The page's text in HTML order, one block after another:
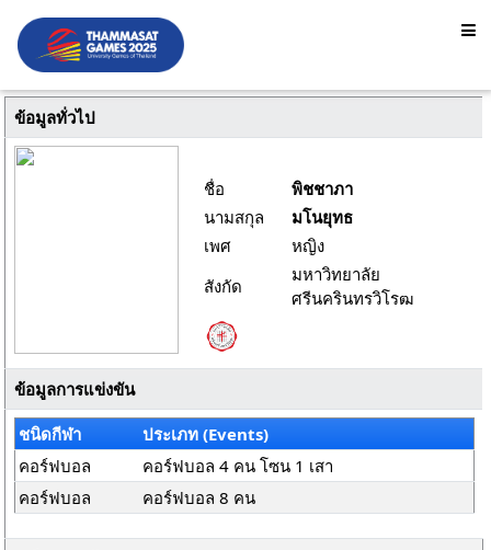
ข้อมูลทั่วไป
ชื่อ
พิชชาภา
นามสกุล
มโนยุทธ
เพศ
หญิง
สังกัด
มหาวิทยาลัย
ศรีนครินทรวิโรฒ
ข้อมูลการแข่งขัน
ชนิดกีฬา
ประเภท (Events)
คอร์ฟบอล
คอร์ฟบอล 4 คน โซน 1 เสา
คอร์ฟบอล
คอร์ฟบอล 8 คน